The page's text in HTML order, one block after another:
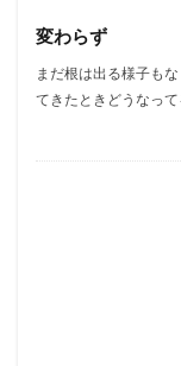
変わらず
まだ根は出る様子も
てきたときどうなって